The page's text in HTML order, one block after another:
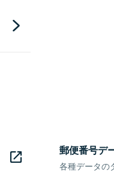
郵便番号デ
各種データの